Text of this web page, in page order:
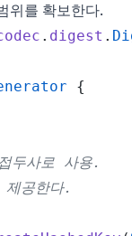
위를 확보한다.
. digest .
{